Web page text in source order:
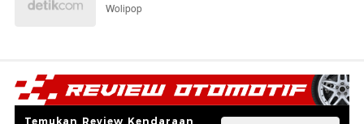
Wolipop
Temukan Review Kendaraan